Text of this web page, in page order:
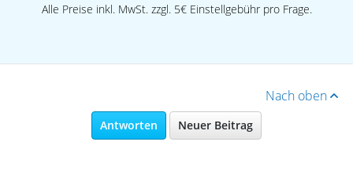
Alle Preise inkl. MwSt. zzgl. 5€ Einstellgebühr pro Frage.
Nach oben
Antworten Neuer Beitrag